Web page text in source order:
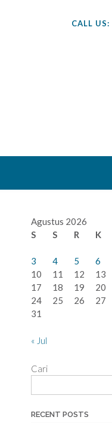
CALL US:
Agustus 2026
S
S R K
3
4 5 6
10
11 12 13
17
18 19 20
24
25 26 27
31
« Jul
Cari
RECENT POSTS